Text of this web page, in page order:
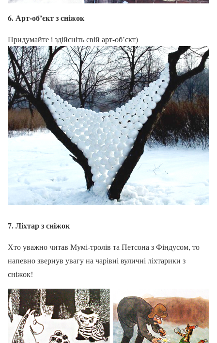
6. Арт-об’єкт з сніжок
Придумайте і здійсніть свій арт-об’єкт)
7. Ліхтар з сніжок
Хто уважно читав Мумі-тролів та Петсона з Фіндусом, то
напевно звернув увагу на чарівні вуличні ліхтарики з
сніжок!